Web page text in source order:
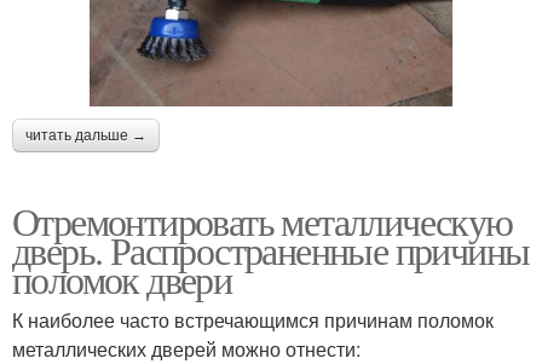
читать дальше →
Отремонтировать металлическую
дверь. Распространенные причины
поломок двери
К наиболее часто встречающимся причинам поломок
металлических дверей можно отнести: